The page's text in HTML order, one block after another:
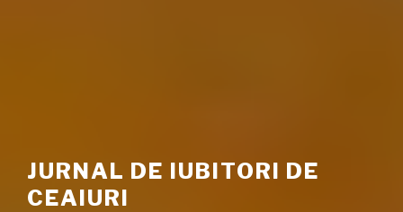
JURNAL DE IUBITORI DE
CEAIURI